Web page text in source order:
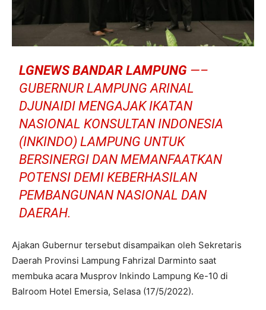
LGNEWS BANDAR LAMPUNG —–
GUBERNUR LAMPUNG ARINAL
DJUNAIDI MENGAJAK IKATAN
NASIONAL KONSULTAN INDONESIA
(INKINDO) LAMPUNG UNTUK
BERSINERGI DAN MEMANFAATKAN
POTENSI DEMI KEBERHASILAN
PEMBANGUNAN NASIONAL DAN
DAERAH.
Ajakan Gubernur tersebut disampaikan oleh Sekretaris
Daerah Provinsi Lampung Fahrizal Darminto saat
membuka acara Musprov Inkindo Lampung Ke-10 di
Balroom Hotel Emersia, Selasa (17/5/2022).